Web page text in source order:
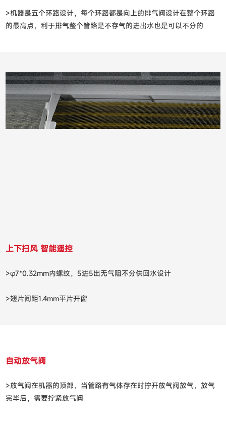
>机器是五个环路设计，每个环路都是向上的排气阀设计在整个环路
的最高点，利于排气整个管路是不存气的进出水也是可以不分的
上下扫风 智能遥控
>φ7*0.32mm内螺纹，5进5出无气阻不分供回水设计
>翅片间距1.4mm平片开窗
自动放气阀
>放气阀在机器的顶部，当管路有气体存在时拧开放气阀放气，放气
完毕后，需要拧紧放气阀